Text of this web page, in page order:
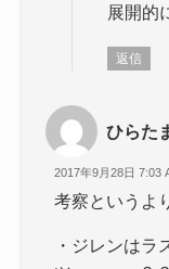
展開的
返信
ひらた
2017年9月28日 7:03
考察というよ
・ジレンは